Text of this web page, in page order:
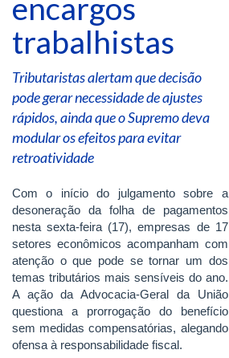
encargos
trabalhistas
Tributaristas alertam que decisão
pode gerar necessidade de ajustes
rápidos, ainda que o Supremo deva
modular os efeitos para evitar
retroatividade
Com o início do julgamento sobre a
desoneração da folha de pagamentos
nesta sexta-feira (17), empresas de 17
setores econômicos acompanham com
atenção o que pode se tornar um dos
temas tributários mais sensíveis do ano.
A ação da Advocacia-Geral da União
questiona a prorrogação do benefício
sem medidas compensatórias, alegando
ofensa à responsabilidade fiscal.